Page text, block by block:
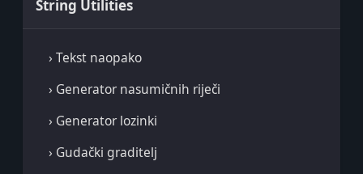
String Utilities
› Tekst naopako
› Generator nasumičnih riječi
› Generator lozinki
› Gudački graditelj